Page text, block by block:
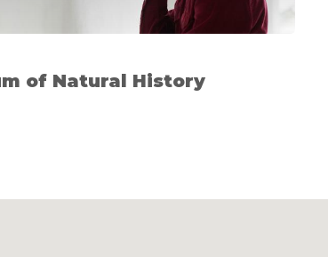
of Natural History